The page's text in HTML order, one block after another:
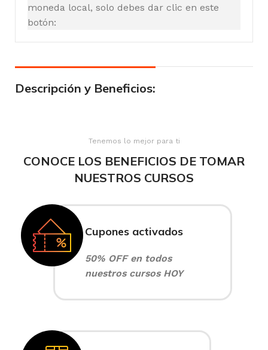
moneda local, solo debes dar clic en este
botón:
Descripción y Beneficios:
Tenemos lo mejor para ti
CONOCE LOS BENEFICIOS DE TOMAR
NUESTROS CURSOS
Cupones activados
50% OFF en todos
nuestros cursos HOY